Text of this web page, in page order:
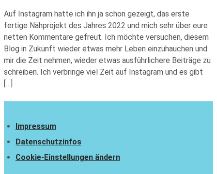
Auf Instagram hatte ich ihn ja schon gezeigt, das erste
fertige Nähprojekt des Jahres 2022 und mich sehr über eure
netten Kommentare gefreut. Ich möchte versuchen, diesem
Blog in Zukunft wieder etwas mehr Leben einzuhauchen und
mir die Zeit nehmen, wieder etwas ausführlichere Beiträge zu
schreiben. Ich verbringe viel Zeit auf Instagram und es gibt
[…]
Impressum
Datenschutzinfos
Cookie-Einstellungen ändern